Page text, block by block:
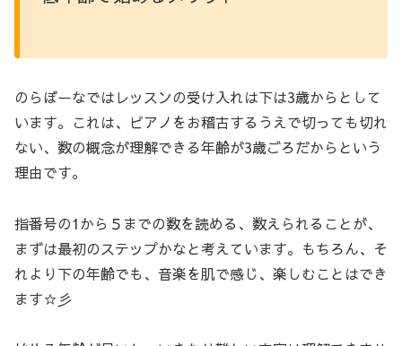
のらぼーなではレッスンの受け入れは下は3歳からとして
います。これは、ピアノをお稽古するうえで切っても切れ
ない、数の概念が理解できる年齢が3歳ごろだからという
理由です。
指番号の1から５までの数を読める、数えられることが、
まずは最初のステップかなと考えています。もちろん、そ
れより下の年齢でも、音楽を肌で感じ、楽しむことはでき
ます☆彡